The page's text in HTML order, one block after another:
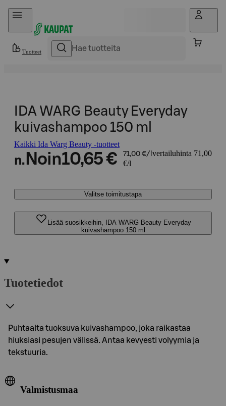
Hyppää sisältöön
Tuotteet
IDA WARG Beauty Everyday
kuivashampoo 150 ml
Kaikki Ida Warg Beauty -tuotteet
n. Noin10,65 € 71,00 €/l vertailuhinta 71,00
€/l
Valitse toimitustapa
Lisää suosikkeihin, IDA WARG Beauty Everyday
kuivashampoo 150 ml
Tuotetiedot
Puhtaalta tuoksuva kuivashampoo, joka raikastaa
hiuksiasi pesujen välissä. Antaa kevyesti volyymia ja
tekstuuria.
Valmistusmaa